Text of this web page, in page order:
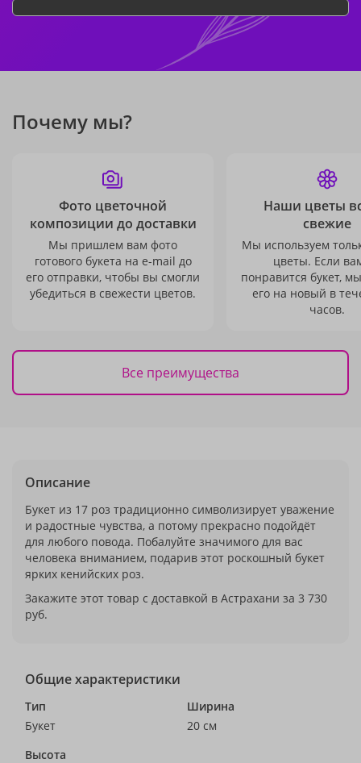
Почему мы?
Фото цветочной
композиции до доставки
Мы пришлем вам фото
готового букета на e-mail до
его отправки, чтобы вы смогли
убедиться в свежести цветов.
Наши цветы
свежие
Мы используем
цветы. Если
понравится букет,
его на новый в
часов.
Все преимущества
Описание
Букет из 17 роз традиционно символизирует уважение
и радостные чувства, а потому прекрасно подойдёт
для любого повода. Побалуйте значимого для вас
человека вниманием, подарив этот роскошный букет
ярких кенийских роз.
Закажите этот товар с доставкой в Астрахани за 3 730
руб.
Общие характеристики
Тип
Букет
Ширина
20 см
Высота